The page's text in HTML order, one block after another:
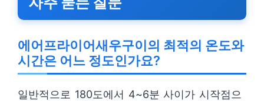
에어프라이어새우구이의 최적의 온도와
시간은 어느 정도인가요?
일반적으로 180도에서 4~6분 사이가 시작점으